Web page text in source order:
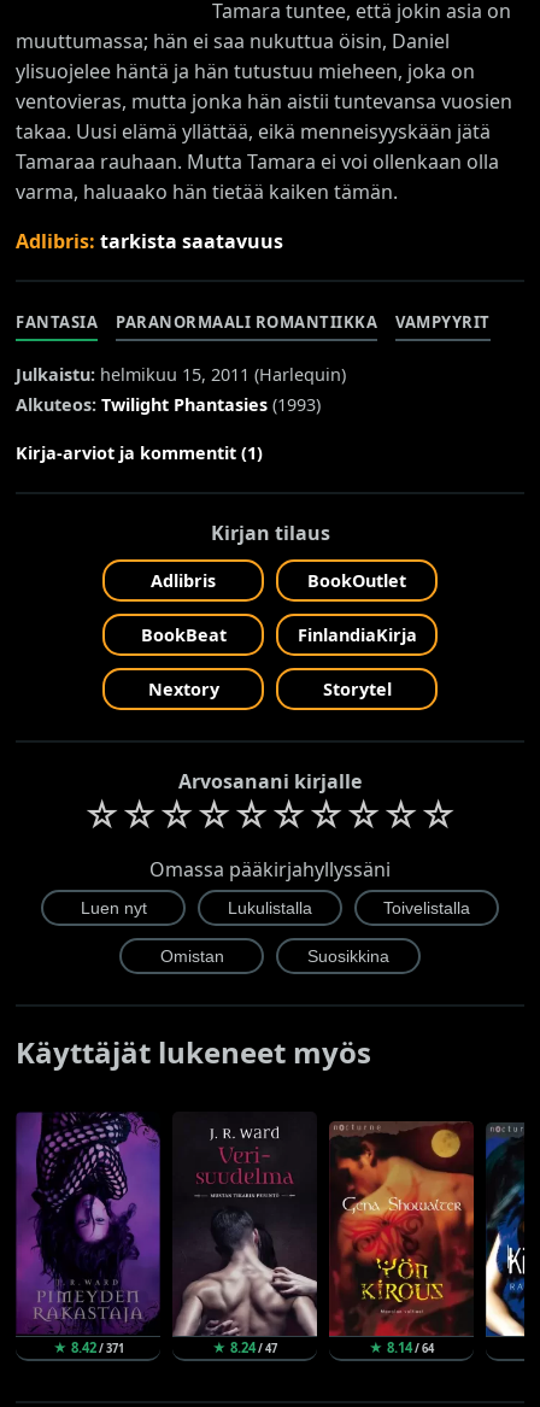
Tamara tuntee, että jokin asia on
muuttumassa; hän ei saa nukuttua öisin, Daniel
ylisuojelee häntä ja hän tutustuu mieheen, joka on
ventovieras, mutta jonka hän aistii tuntevansa vuosien
takaa. Uusi elämä yllättää, eikä menneisyyskään jätä
Tamaraa rauhaan. Mutta Tamara ei voi ollenkaan olla
varma, haluaako hän tietää kaiken tämän.
Adlibris:tarkista saatavuus
FANTASIA PARANORMAALI ROMANTIIKKA VAMPYYRIT
Julkaistu: helmikuu 15, 2011 (Harlequin)
Alkuteos: Twilight Phantasies (1993)
Kirja-arviot ja kommentit (1)
Kirjan tilaus
Adlibris BookOutlet
BookBeat FinlandiaKirja
Nextory Storytel
Arvosanani kirjalle
☆☆☆☆☆☆☆☆☆☆
Omassa pääkirjahyllyssäni
Käyttäjät lukeneet myös
★ 8.42/ 371 ★ 8.24/ 47 ★ 8.14/ 64